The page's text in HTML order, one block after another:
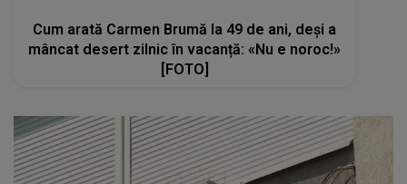
Cum arată Carmen Brumă la 49 de ani, deși a
mâncat desert zilnic în vacanță: «Nu e noroc!»
[FOTO]